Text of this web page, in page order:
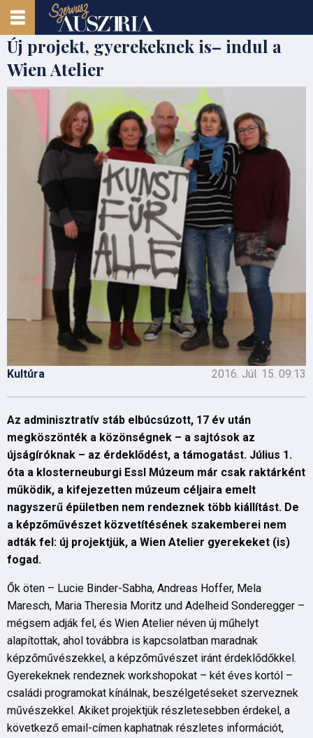
Új projekt, gyerekeknek is– indul a
Wien Atelier
Kultúra 2016. Júl. 15. 09:13
Az adminisztratív stáb elbúcsúzott, 17 év után
megköszönték a közönségnek – a sajtósok az
újságíróknak – az érdeklődést, a támogatást. Július 1.
óta a klosterneuburgi Essl Múzeum már csak raktárként
működik, a kifejezetten múzeum céljaira emelt
nagyszerű épületben nem rendeznek több kiállítást. De
a képzőművészet közvetítésének szakemberei nem
adták fel: új projektjük, a Wien Atelier gyerekeket (is)
fogad.
Ők öten – Lucie Binder-Sabha, Andreas Hoffer, Mela
Maresch, Maria Theresia Moritz und Adelheid Sonderegger –
mégsem adják fel, és Wien Atelier néven új műhelyt
alapítottak, ahol továbbra is kapcsolatban maradnak
képzőművészekkel, a képzőművészet iránt érdeklődőkkel.
Gyerekeknek rendeznek workshopokat – két éves kortól –
családi programokat kínálnak, beszélgetéseket szerveznek
művészekkel. Akiket projektjük részletesebben érdekel, a
következő email-címen kaphatnak részletes információt,